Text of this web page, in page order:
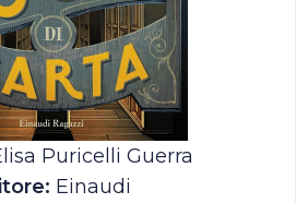
Puricelli Guerra
Einaudi